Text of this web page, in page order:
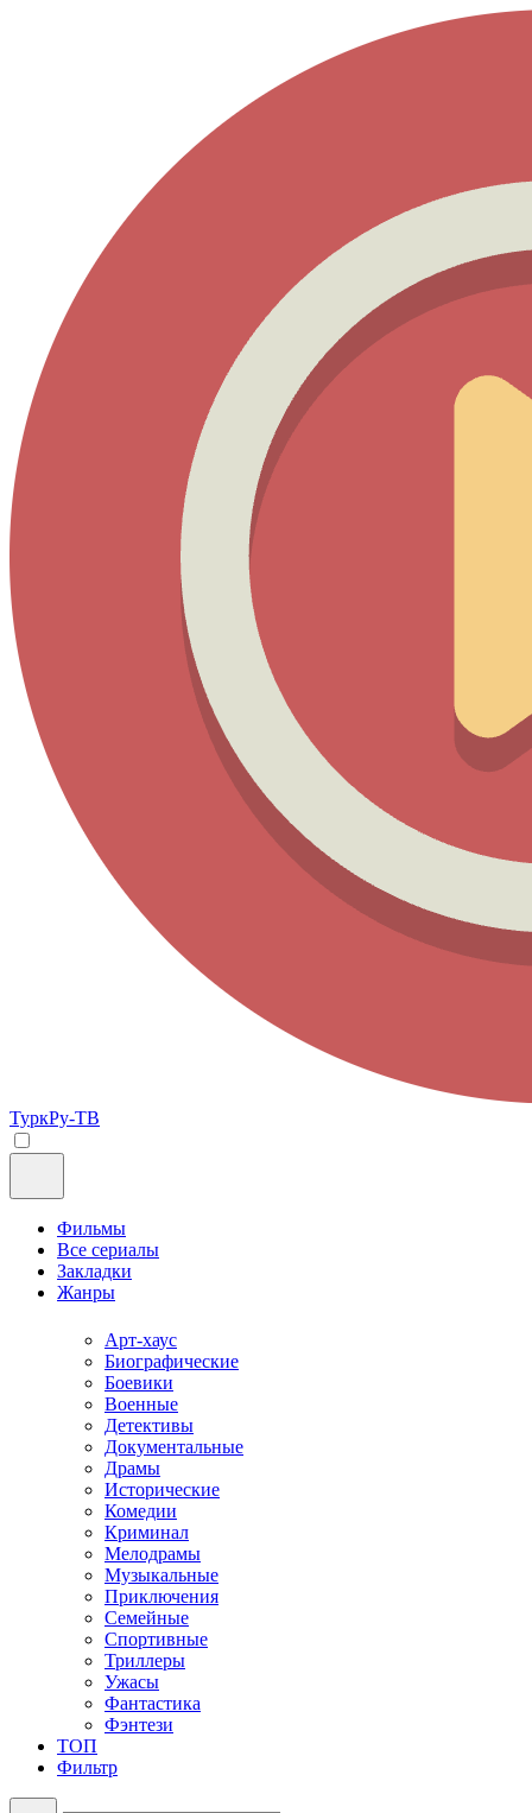
ТуркРу-ТВ
Фильмы
Все сериалы
Закладки
Жанры
Арт-хаус
Биографические
Боевики
Военные
Детективы
Документальные
Драмы
Исторические
Комедии
Криминал
Мелодрамы
Музыкальные
Приключения
Семейные
Спортивные
Триллеры
Ужасы
Фантастика
Фэнтези
ТОП
Фильтр